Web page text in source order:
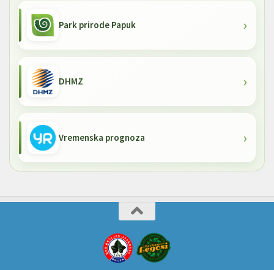
Park prirode Papuk
DHMZ
Vremenska prognoza